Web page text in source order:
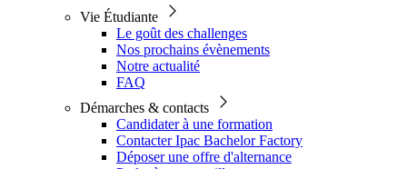
Vie Étudiante
Le goût des challenges
Nos prochains évènements
Notre actualité
FAQ
Démarches & contacts
Candidater à une formation
Contacter Ipac Bachelor Factory
Déposer une offre d'alternance